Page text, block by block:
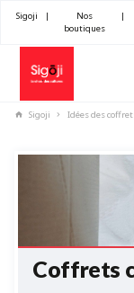
Sigoji |
Nos
boutiques
|
Sigoji Idées des
Coffrets